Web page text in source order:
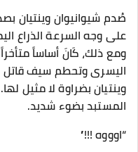
صُدم شيوانيوان وينتيان
على وجه السرعة الذراع
ومع ذلك، كَانَ أساساً
اليسرى وتحطم سيف قاتل
وينتيان بضراوة لا مثيل
المستبد بضوء شديد.
“اوووه !!!”